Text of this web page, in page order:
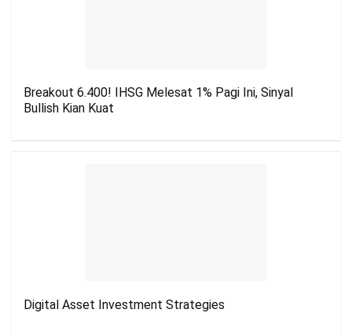
Breakout 6.400! IHSG Melesat 1% Pagi Ini, Sinyal
Bullish Kian Kuat
Digital Asset Investment Strategies